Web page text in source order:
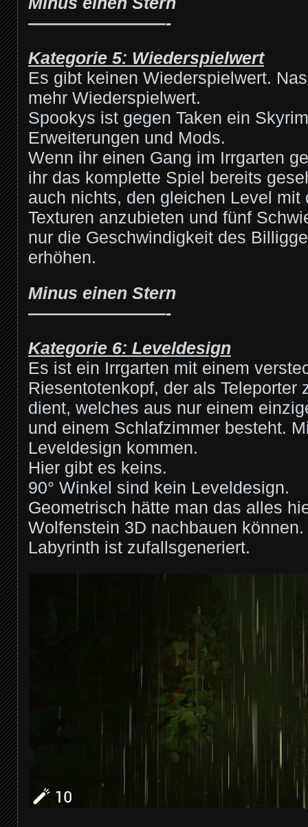
————————-
Kategorie 5: Wiederspielwert
Es gibt keinen Wiederspielwert.
mehr Wiederspielwert.
Spookys ist gegen Taken ein
Erweiterungen und Mods.
Wenn ihr einen Gang im Irrgarten
ihr das komplette Spiel bereits
auch nichts, den gleichen Level mit
Texturen anzubieten und fünf
nur die Geschwindigkeit des
erhöhen.
Minus einen Stern
————————-
Kategorie 6: Leveldesign
Es ist ein Irrgarten mit einem
Riesentotenkopf, der als Teleporter
dient, welches aus nur einem
und einem Schlafzimmer besteht.
Leveldesign kommen.
Hier gibt es keins.
90° Winkel sind kein Leveldesign.
Geometrisch hätte man das alles
Wolfenstein 3D nachbauen
Labyrinth ist zufallsgeneriert.